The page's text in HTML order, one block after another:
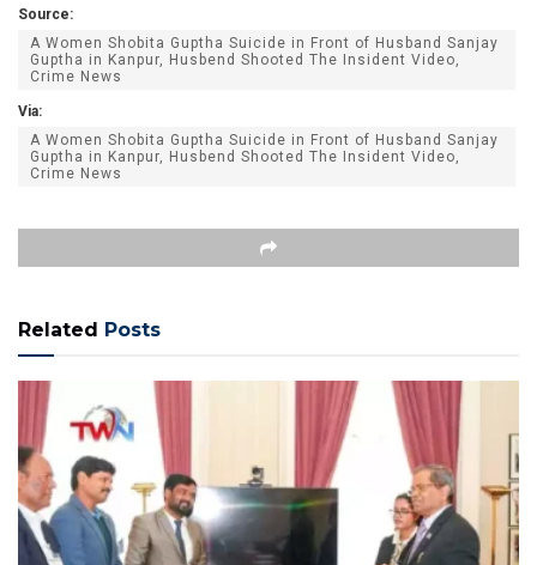
Source:
A Women Shobita Guptha Suicide in Front of Husband Sanjay
Guptha in Kanpur, Husbend Shooted The Insident Video,
Crime News
Via:
A Women Shobita Guptha Suicide in Front of Husband Sanjay
Guptha in Kanpur, Husbend Shooted The Insident Video,
Crime News
Related Posts